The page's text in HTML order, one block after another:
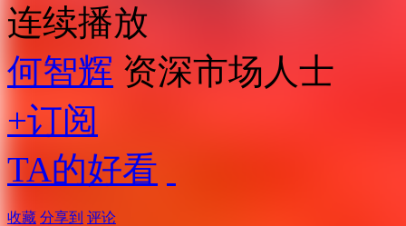
连续播放
何智辉 资深市场人士
+订阅
TA的好看
收藏 分享到 评论